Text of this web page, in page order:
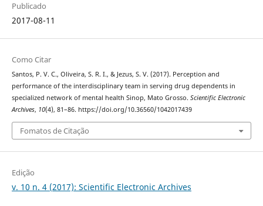
Publicado
2017-08-11
Como Citar
Santos, P. V. C., Oliveira, S. R. I., & Jezus, S. V. (2017). Perception and
performance of the interdisciplinary team in serving drug dependents in
specialized network of mental health Sinop, Mato Grosso. Scientific Electronic
Archives, 10(4), 81–86. https://doi.org/10.36560/1042017439
Fomatos de Citação
Edição
v. 10 n. 4 (2017): Scientific Electronic Archives